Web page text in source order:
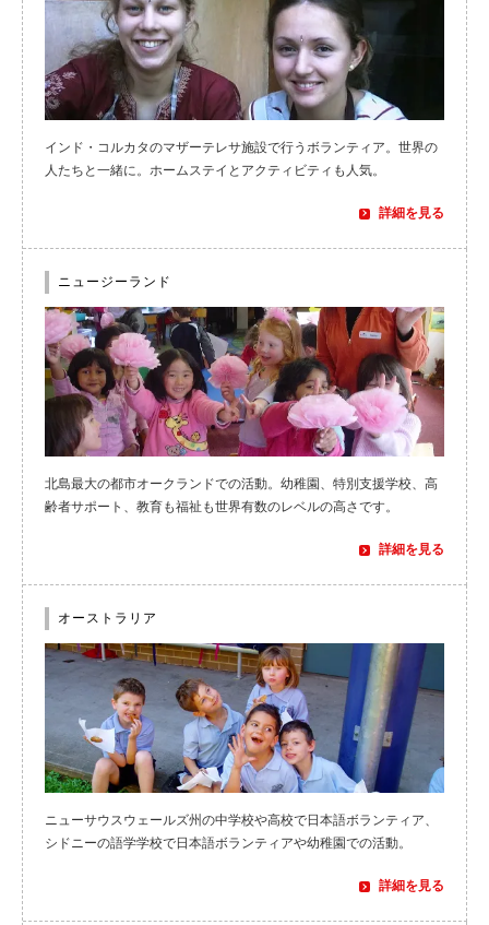
インド・コルカタのマザーテレサ施設で行うボランティア。世界の
人たちと一緒に。ホームステイとアクティビティも人気。
詳細を見る
ニュージーランド
北島最大の都市オークランドでの活動。幼稚園、特別支援学校、高
齢者サポート、教育も福祉も世界有数のレベルの高さです。
詳細を見る
オーストラリア
ニューサウスウェールズ州の中学校や高校で日本語ボランティア、
シドニーの語学学校で日本語ボランティアや幼稚園での活動。
詳細を見る